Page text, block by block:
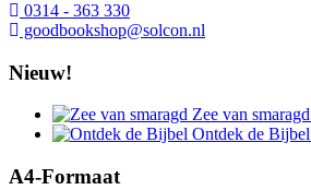
0314 - 363 330
goodbookshop@solcon.nl
Nieuw!
Zee van smaragd
Ontdek de Bijbel
A4-Formaat